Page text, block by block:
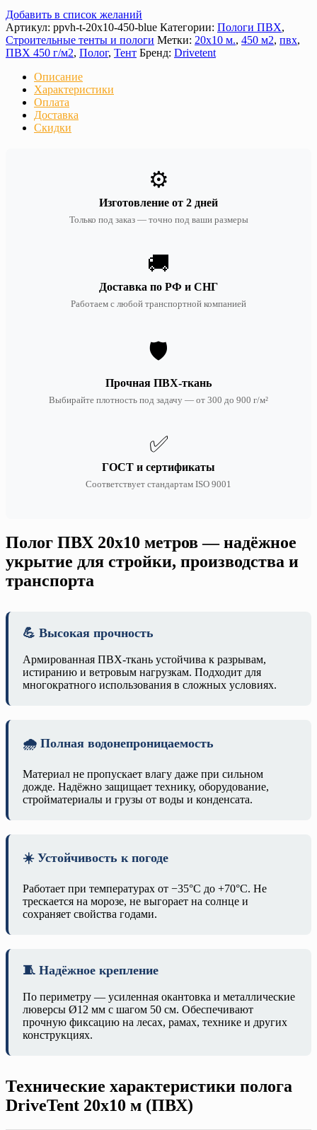
Добавить в список желаний
Артикул: ppvh-t-20х10-450-blue Категории: Пологи ПВХ,
Строительные тенты и пологи Метки: 20х10 м., 450 м2, пвх,
ПВХ 450 г/м2, Полог, Тент Бренд: Drivetent
Описание
Характеристики
Оплата
Доставка
Скидки
⚙️
Изготовление от 2 дней
Только под заказ — точно под ваши размеры
🚚
Доставка по РФ и СНГ
Работаем с любой транспортной компанией
🛡️
Прочная ПВХ-ткань
Выбирайте плотность под задачу — от 300 до 900 г/м²
✅
ГОСТ и сертификаты
Соответствует стандартам ISO 9001
Полог ПВХ 20х10 метров — надёжное
укрытие для стройки, производства и
транспорта
💪 Высокая прочность
Армированная ПВХ-ткань устойчива к разрывам,
истиранию и ветровым нагрузкам. Подходит для
многократного использования в сложных условиях.
🌧️ Полная водонепроницаемость
Материал не пропускает влагу даже при сильном
дожде. Надёжно защищает технику, оборудование,
стройматериалы и грузы от воды и конденсата.
☀️ Устойчивость к погоде
Работает при температурах от −35°C до +70°C. Не
трескается на морозе, не выгорает на солнце и
сохраняет свойства годами.
🧵 Надёжное крепление
По периметру — усиленная окантовка и металлические
люверсы Ø12 мм с шагом 50 см. Обеспечивают
прочную фиксацию на лесах, рамах, технике и других
конструкциях.
Технические характеристики полога
DriveTent 20х10 м (ПВХ)